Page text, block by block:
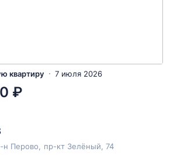
квартиру 7 июля 2026
₽
н Перово пр-кт Зелёный , 74